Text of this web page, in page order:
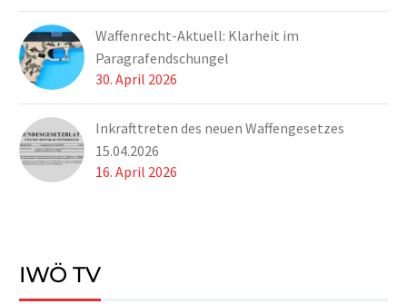
Waffenrecht-Aktuell: Klarheit im
Paragrafendschungel
30. April 2026
Inkrafttreten des neuen Waffengesetzes
15.04.2026
16. April 2026
IWÖ TV